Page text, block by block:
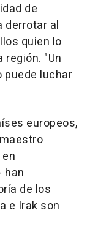
de
derrotar al
quien lo
"Un
puede luchar
europeos,
han
de los
e Irak son